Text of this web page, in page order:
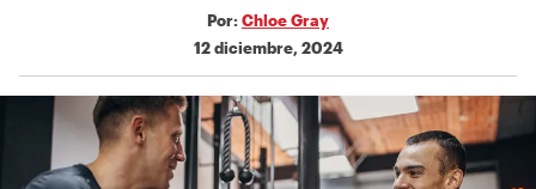
Por: Chloe Gray
12 diciembre, 2024